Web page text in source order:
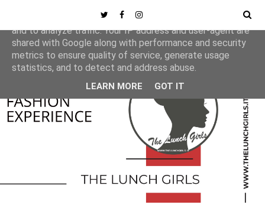
This site uses cookies from Google to deliver its services
and to analyze traffic. Your IP address and user-agent are
shared with Google along with performance and security
metrics to ensure quality of service, generate usage
statistics, and to detect and address abuse.
LEARN MORE GOT IT